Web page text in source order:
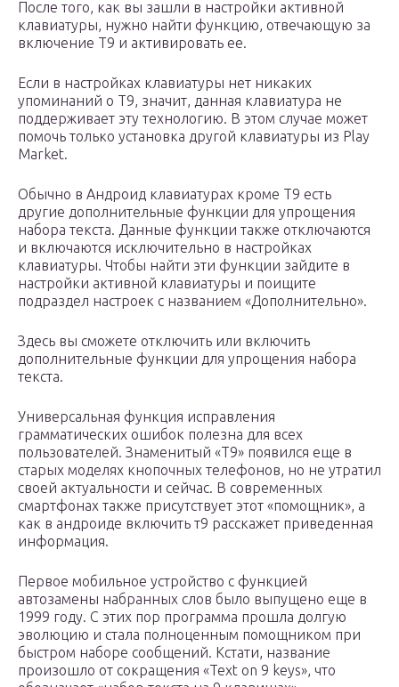
После того, как вы зашли в настройки активной
клавиатуры, нужно найти функцию, отвечающую за
включение Т9 и активировать ее.
Если в настройках клавиатуры нет никаких
упоминаний о Т9, значит, данная клавиатура не
поддерживает эту технологию. В этом случае может
помочь только установка другой клавиатуры из Play
Market.
Обычно в Андроид клавиатурах кроме Т9 есть
другие дополнительные функции для упрощения
набора текста. Данные функции также отключаются
и включаются исключительно в настройках
клавиатуры. Чтобы найти эти функции зайдите в
настройки активной клавиатуры и поищите
подраздел настроек с названием «Дополнительно».
Здесь вы сможете отключить или включить
дополнительные функции для упрощения набора
текста.
Универсальная функция исправления
грамматических ошибок полезна для всех
пользователей. Знаменитый «Т9» появился еще в
старых моделях кнопочных телефонов, но не утратил
своей актуальности и сейчас. В современных
смартфонах также присутствует этот «помощник», а
как в андроиде включить т9 расскажет приведенная
информация.
Первое мобильное устройство с функцией
автозамены набранных слов было выпущено еще в
1999 году. С этих пор программа прошла долгую
эволюцию и стала полноценным помощником при
быстром наборе сообщений. Кстати, название
произошло от сокращения «Text on 9 keys», что